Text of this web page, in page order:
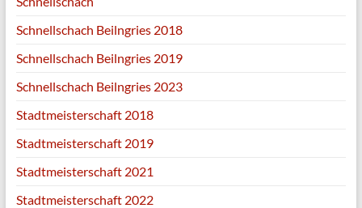
Schnellschach Beilngries 2018
Schnellschach Beilngries 2019
Schnellschach Beilngries 2023
Stadtmeisterschaft 2018
Stadtmeisterschaft 2019
Stadtmeisterschaft 2021
Stadtmeisterschaft 2022